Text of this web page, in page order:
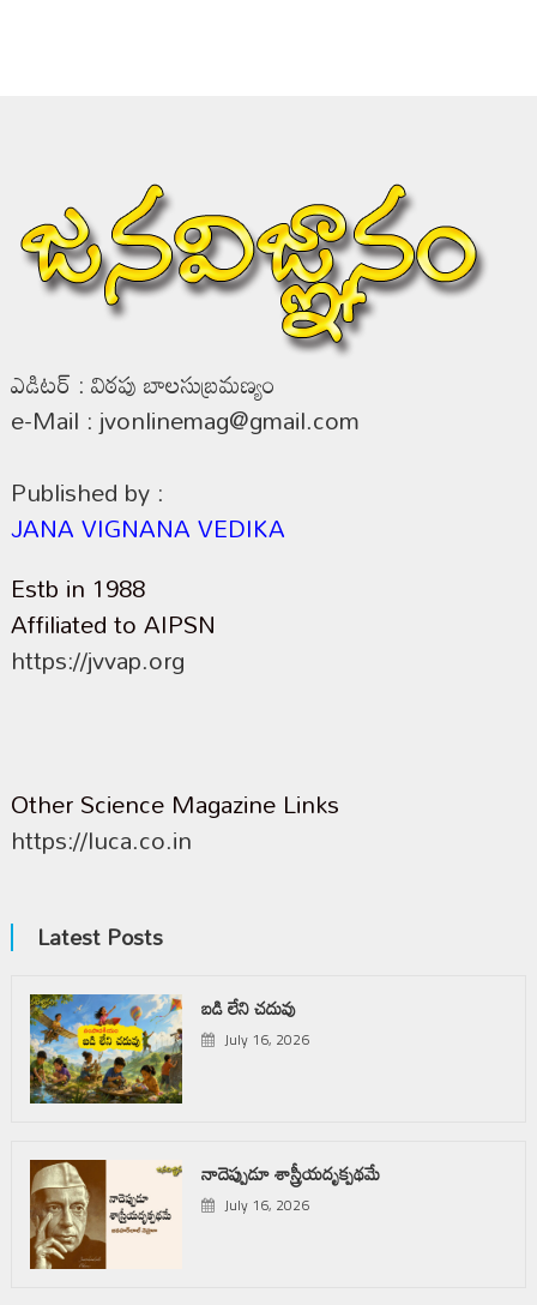
ఎడిటర్ : విఠపు బాలసుబ్రమణ్యం
e-Mail : jvonlinemag@gmail.com
Published by :
JANA VIGNANA VEDIKA
Estb in 1988
Affiliated to AIPSN
https://jvvap.org
Other Science Magazine Links
https://luca.co.in
Latest Posts
బడి లేని చదువు
July 16, 2026
నాదెప్పుడూ శాస్త్రీయదృక్పథమే
July 16, 2026